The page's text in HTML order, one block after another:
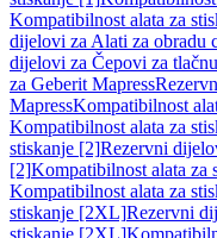
Kompatibilnost alata za
dijelovi za Alati za obradu
dijelovi za Čepovi za
za Geberit Mapress
MapressKompatibilnost
Kompatibilnost alata za
stiskanje [2]Rezervni
[2]Kompatibilnost alata za
Kompatibilnost alata za
stiskanje [2XL]Rezervni
stiskanje [2XL]